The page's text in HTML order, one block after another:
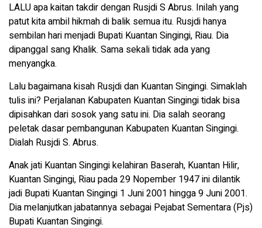
LALU apa kaitan takdir dengan Rusjdi S Abrus. Inilah yang
patut kita ambil hikmah di balik semua itu. Rusjdi hanya
sembilan hari menjadi Bupati Kuantan Singingi, Riau. Dia
dipanggal sang Khalik. Sama sekali tidak ada yang
menyangka.
Lalu bagaimana kisah Rusjdi dan Kuantan Singingi. Simaklah
tulis ini? Perjalanan Kabupaten Kuantan Singingi tidak bisa
dipisahkan dari sosok yang satu ini. Dia salah seorang
peletak dasar pembangunan Kabupaten Kuantan Singingi.
Dialah Rusjdi S. Abrus.
Anak jati Kuantan Singingi kelahiran Baserah, Kuantan Hilir,
Kuantan Singingi, Riau pada 29 Nopember 1947 ini dilantik
jadi Bupati Kuantan Singingi 1 Juni 2001 hingga 9 Juni 2001.
Dia melanjutkan jabatannya sebagai Pejabat Sementara (Pjs)
Bupati Kuantan Singingi.